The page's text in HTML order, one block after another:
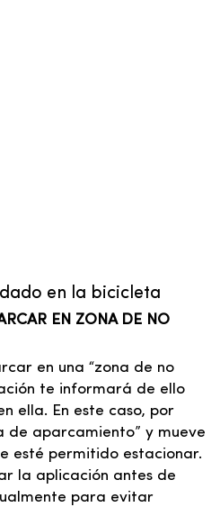
en la bicicleta
EN ZONA DE NO
en una “zona de no
te informará de ello
ella. En este caso, por
de aparcamiento” y mueve
esté permitido estacionar.
la aplicación antes de
para evitar